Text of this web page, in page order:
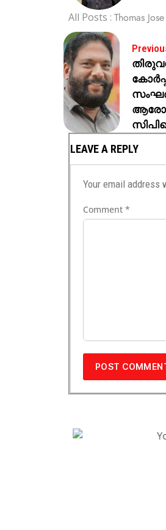
All Posts : Thomas Jose
LEAVE A REPLY
Your email address
Comment *